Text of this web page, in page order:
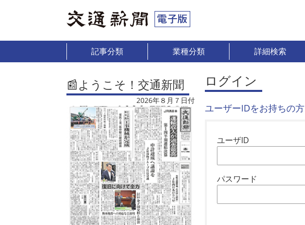
記事分類 業種分類 詳細検索
📰ようこそ！交通新聞
2026年８月７日付
ログイン
ユーザーIDをお持ちの方
ユーザID
パスワード